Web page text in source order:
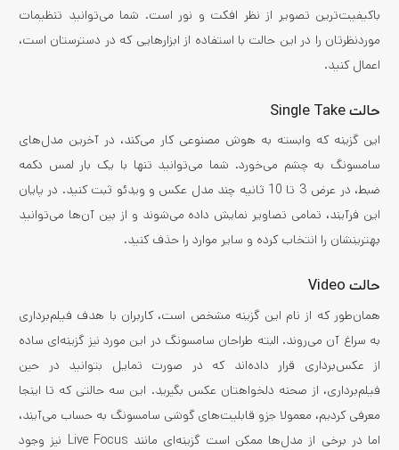
باکیفیت‌ترین تصویر از نظر افکت و نور است. شما می‌توانید تنظیمات
موردنظرتان را در این حالت با استفاده از ابزارهایی که در دسترستان است،
اعمال کنید.
حالت Single Take
این گزینه که وابسته به هوش مصنوعی کار می‌کند، در آخرین مدل‌های
سامسونگ به چشم می‌خورد. شما می‌توانید تنها با یک بار لمس دکمه
ضبط، در عرض 3 تا 10 ثانیه چند مدل عکس و ویدئو ثبت کنید. در پایان
این فرآیند، تمامی تصاویر نمایش داده می‌شوند و از بین آن‌ها می‌توانید
بهترینشان را انتخاب کرده و سایر موارد را حذف کنید.
حالت Video
همان‌طور که از نام این گزینه مشخص است، کاربران با هدف فیلم‌برداری
به سراغ آن می‌روند. البته طراحان سامسونگ در این مورد نیز گزینه‌ای ساده
از عکس‌برداری قرار داده‌اند که در صورت تمایل بتوانید در حین
فیلم‌برداری، از صحنه دلخواهتان عکس بگیرید. این سه حالتی که تا اینجا
معرفی کردیم، معمولا جزو قابلیت‌های گوشی سامسونگ به حساب می‌آیند،
اما در برخی از مدل‌ها ممکن است گزینه‌ای مانند Live Focus نیز وجود